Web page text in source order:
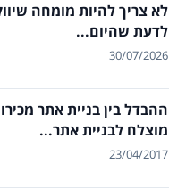
לא צריך להיות מומחה
לדעת שהיום...
30/07/2026
ההבדל בין בניית אתר
מוצלח לבניית אתר...
23/04/2017